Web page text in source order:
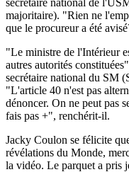
majoritaire). "Rien ne
que le procureur a été
"Le ministre de l'Intérieur
autres autorités
secrétaire national du SM
"L'article 40 n'est pas
dénoncer. On ne peut pas
fais pas +", renchérit-il.
Jacky Coulon se félicite
révélations du Monde,
la vidéo. Le parquet a pris